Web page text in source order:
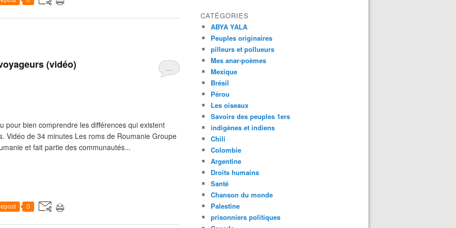
…
(vidéo)
pour bien comprendre les différences qui existent
Vidéo de 34 minutes Les roms de Roumanie Groupe
et fait partie des communautés...
0
CATÉGORIES
ABYA YALA
Peuples originaires
pilleurs et pollueurs
Mes anar-poèmes
Mexique
Brésil
Pérou
Les oiseaux
Savoirs des peuples 1ers
indigènes et indiens
Chili
Colombie
Argentine
Droits humains
Santé
Chanson du monde
Palestine
prisonniers politiques